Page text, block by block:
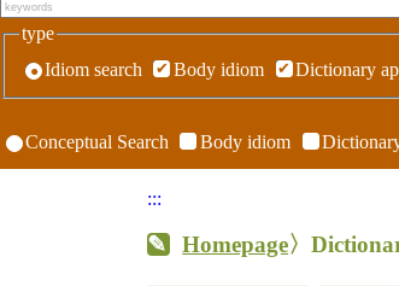
type
Idiom search
Body idiom Dictionary
Conceptual Search Body idiom
:::
Homepage〉